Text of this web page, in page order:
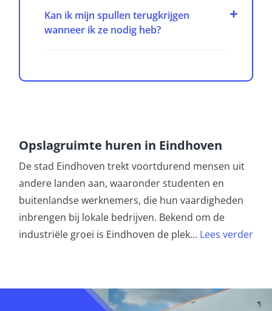
Kan ik mijn spullen terugkrijgen
wanneer ik ze nodig heb?
Opslagruimte huren in Eindhoven
De stad Eindhoven trekt voortdurend mensen uit
andere landen aan, waaronder studenten en
buitenlandse werknemers, die hun vaardigheden
inbrengen bij lokale bedrijven. Bekend om de
industriële groei is Eindhoven de plek... Lees verder